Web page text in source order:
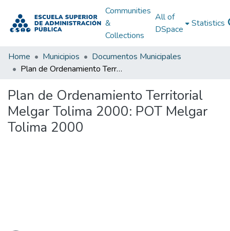
Communities
&
Collections
All of
DSpace
Statistics
Home Municipios
Documentos Municipales
Plan de Ordenamiento Territorial Melgar Tolima 2000: POT Melgar Tolima 2000
Plan de Ordenamiento Territorial
Melgar Tolima 2000: POT Melgar
Tolima 2000